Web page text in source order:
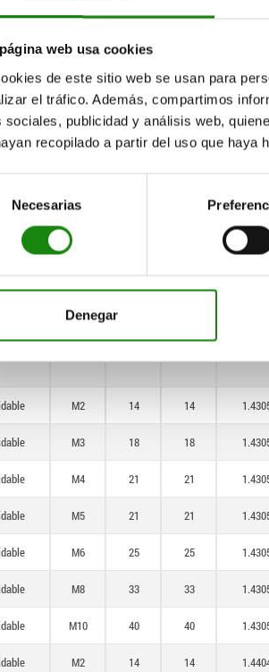
web usa cookies
de este sitio web se usan para
el tráfico. Además, compartimos
sociales, publicidad y análisis web,
recopilado a partir del uso que haya
Necesarias
Denegar
M2 14 14
M3 18 18
21
M6 1.4305
M8 33 33
M2 14 14
M3 18 18
M4 21 21
M5 21 21
M6 25 25
M8 33 33
M10 40 40
M2 14 14